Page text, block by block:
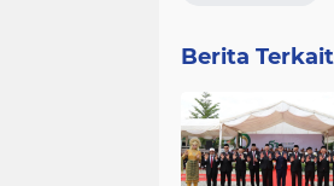
Berita Terkait